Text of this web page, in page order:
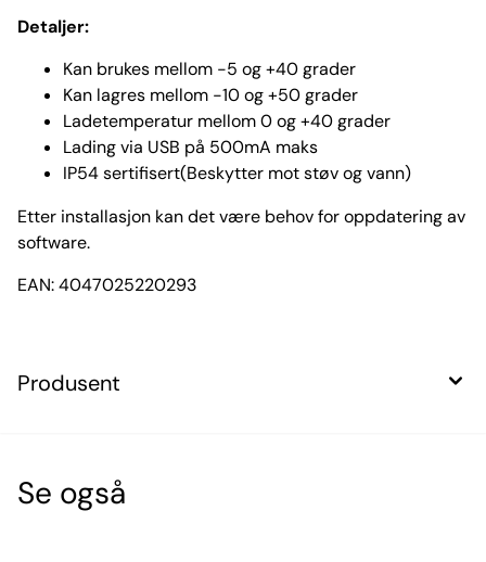
Detaljer:
Kan brukes mellom -5 og +40 grader
Kan lagres mellom -10 og +50 grader
Ladetemperatur mellom 0 og +40 grader
Lading via USB på 500mA maks
IP54 sertifisert(Beskytter mot støv og vann)
Etter installasjon kan det være behov for oppdatering av
software.
EAN: 4047025220293
Produsent
Se også